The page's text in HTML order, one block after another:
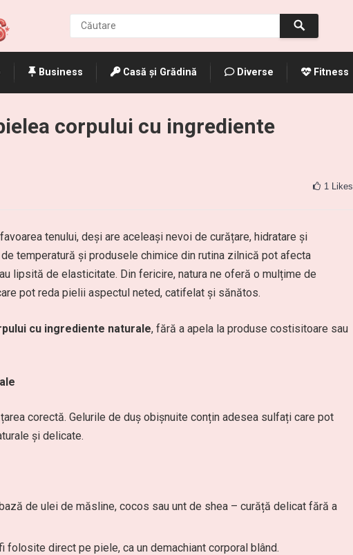
Business Casă și Grădină Diverse Fitness
corpului cu ingrediente
1 Likes
tenului, deși are aceleași nevoi de curățare, hidratare și
temperatură și produsele chimice din rutina zilnică pot afecta
lipsită de elasticitate. Din fericire, natura ne oferă o mulțime de
pot reda pielii aspectul neted, catifelat și sănătos.
cu ingrediente naturale, fără a apela la produse costisitoare sau
corectă. Gelurile de duș obișnuite conțin adesea sulfați care pot
și delicate.
de ulei de măsline, cocos sau unt de shea – curăță delicat fără a
folosite direct pe piele, ca un demachiant corporal blând.